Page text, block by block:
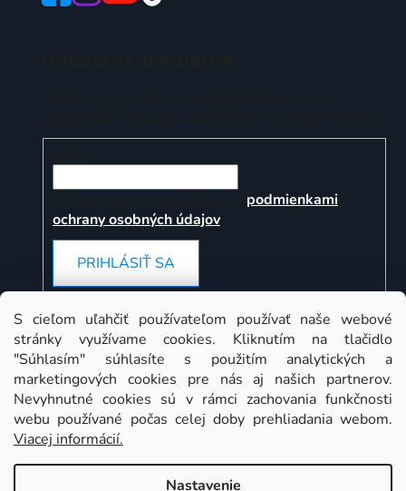
S cieľom uľahčiť používateľom používať naše webové
stránky využívame cookies. Kliknutím na tlačidlo
"Súhlasím" súhlasíte s použitím analytických a
marketingových cookies pre nás aj našich partnerov.
Nevyhnutné cookies sú v rámci zachovania funkčnosti
webu používané počas celej doby prehliadania webom.
Viacej informácií.
Nastavenie
podmienkami
ochrany osobných údajov
PRIHLÁSIŤ SA
Instagram